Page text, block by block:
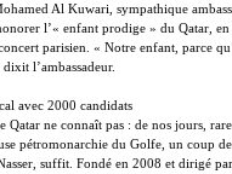
Al Kuwari, sympathique
l’« enfant prodige » du Qatar,
parisien. « Notre enfant, parce
l’ambassadeur.
avec 2000 candidats
Qatar ne connaît pas : de nos jours,
pétromonarchie du Golfe, un coup
suffit. Fondé en 2008 et dirigé